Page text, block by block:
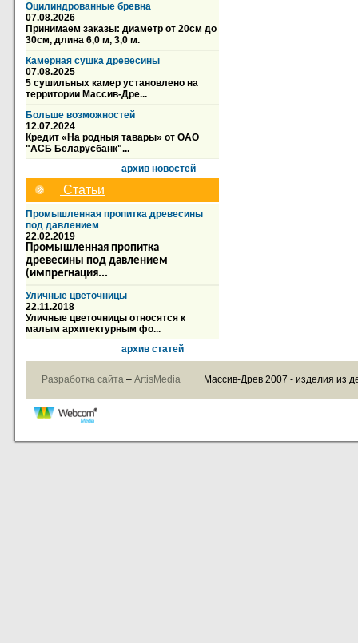
Оцилиндрованные бревна
07.08.2026
Принимаем заказы: диаметр от 20см до
30см, длина 6,0 м, 3,0 м.
Камерная сушка древесины
07.08.2025
5 сушильных камер установлено на
территории Массив-Дре...
Больше возможностей
12.07.2024
Кредит «На родныя тавары» от ОАО
"АСБ Беларусбанк"...
архив новостей
Статьи
Промышленная пропитка древесины
под давлением
22.02.2019
Промышленная пропитка
древесины под давлением
(импрегнация...
Уличные цветочницы
22.11.2018
Уличные цветочницы относятся к
малым архитектурным фо...
архив статей
Разработка сайта – ArtisMedia Массив-Древ 2007 - изделия из